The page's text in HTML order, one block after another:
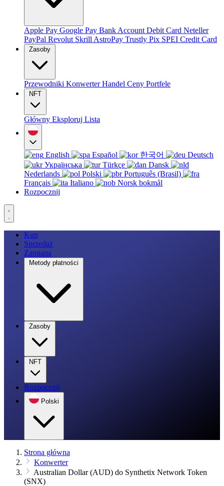
Apple Pay Google Pay Bank Account Debit Card Neteller
PayPal Revolut Skrill AstroPay Trustly Pix SPEI Credit Card
Zasoby
Przewodniki KonwerterHandel Ceny Portfele
NFT
Główny Eksploruj Lista
English Español 한국어
Deutsch
Українська
Türkçe
Dansk
Nederlands
Polski
Português (Brasil)
Français
Italiano
Norsk bokmål
Rozpocznij
Kup
Sprzedaż
Zamiana
Metody płatności
Zasoby
NFT
Rozpocznij
Polski
Strona główna
Konwerter
Australian Dollar (AUD) do Synthetix Network Token
(SNX)